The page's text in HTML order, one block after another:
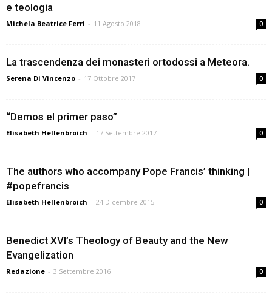
e teologia
Michela Beatrice Ferri - 11 Agosto 2018 0
La trascendenza dei monasteri ortodossi a Meteora.
Serena Di Vincenzo - 17 Ottobre 2017 0
“Demos el primer paso”
Elisabeth Hellenbroich - 17 Settembre 2017 0
The authors who accompany Pope Francis’ thinking |
#popefrancis
Elisabeth Hellenbroich - 24 Dicembre 2015 0
Benedict XVI’s Theology of Beauty and the New
Evangelization
Redazione - 3 Settembre 2016 0